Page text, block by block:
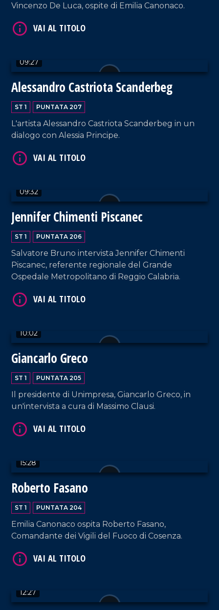
Vincenzo De Luca, ospite di Emilia Canonaco.
09:27
Alessandro Castriota Scanderbeg
ST 1 PUNTATA 207
L'artista Alessandro Castriota Scanderbeg in un
dialogo con Alessia Principe.
09:32
Jennifer Chimenti Piscanec
ST 1 PUNTATA 206
Salvatore Bruno intervista Jennifer Chimenti
Piscanec, referente regionale del Grande
Ospedale Metropolitano di Reggio Calabria.
10:02
Giancarlo Greco
ST 1 PUNTATA 205
Il presidente di Unimpresa, Giancarlo Greco, in
un'intervista a cura di Massimo Clausi.
VAI AL TITOLO
15:28
Roberto Fasano
ST 1 PUNTATA 204
Emilia Canonaco ospita Roberto Fasano,
Comandante dei Vigili del Fuoco di Cosenza.
VAI AL TITOLO
12:27
VAI AL TITOLO
VAI AL TITOLO
VAI AL TITOLO